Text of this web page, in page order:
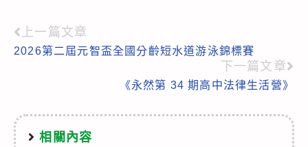
Read
more
上一篇文章
2026第二屆元智盃全國分齡短水道游泳錦標賽
下一篇文章
《永然第 34 期高中法律生活營》
相關內容